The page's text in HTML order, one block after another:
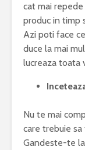
cat mai repede
produc in timp
Azi poti face
duce la mai
lucreaza toata
Nu te mai
care trebuie
Gandeste-te